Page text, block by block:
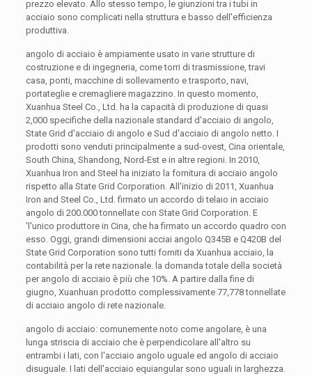
prezzo elevato. Allo stesso tempo, le giunzioni tra i tubi in
acciaio sono complicati nella struttura e basso dell'efficienza
produttiva.
angolo di acciaio è ampiamente usato in varie strutture di
costruzione e di ingegneria, come torri di trasmissione, travi
casa, ponti, macchine di sollevamento e trasporto, navi,
portateglie e cremagliere magazzino. In questo momento,
Xuanhua Steel Co., Ltd. ha la capacità di produzione di quasi
2,000 specifiche della nazionale standard d'acciaio di angolo,
State Grid d'acciaio di angolo e Sud d'acciaio di angolo netto. I
prodotti sono venduti principalmente a sud-ovest, Cina orientale,
South China, Shandong, Nord-Est e in altre regioni. In 2010,
Xuanhua Iron and Steel ha iniziato la fornitura di acciaio angolo
rispetto alla State Grid Corporation. All'inizio di 2011, Xuanhua
Iron and Steel Co., Ltd. firmato un accordo di telaio in acciaio
angolo di 200.000 tonnellate con State Grid Corporation. E
'l'unico produttore in Cina, che ha firmato un accordo quadro con
esso. Oggi, grandi dimensioni acciai angolo Q345B e Q420B del
State Grid Corporation sono tutti forniti da Xuanhua acciaio, la
contabilità per la rete nazionale. la domanda totale della società
per angolo di acciaio è più che 10%. A partire dalla fine di
giugno, Xuanhuan prodotto complessivamente 77,778 tonnellate
di acciaio angolo di rete nazionale.
angolo di acciaio: comunemente noto come angolare, è una
lunga striscia di acciaio che è perpendicolare all'altro su
entrambi i lati, con l'acciaio angolo uguale ed angolo di acciaio
disuguale. I lati dell'acciaio equiangular sono uguali in larghezza.